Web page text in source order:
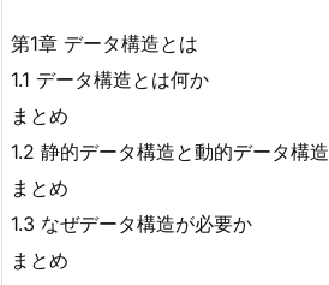
第1章 データ構造とは
1.1 データ構造とは何か
まとめ
1.2 静的データ構造と動的データ構造
まとめ
1.3 なぜデータ構造が必要か
まとめ